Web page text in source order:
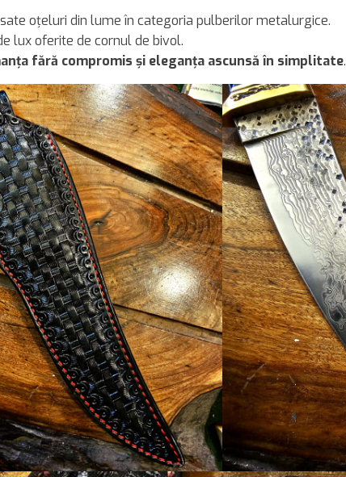
oțeluri din lume în categoria pulberilor metalurgice.
lux oferite de cornul de bivol.
fără compromis și eleganța ascunsă în simplitate.